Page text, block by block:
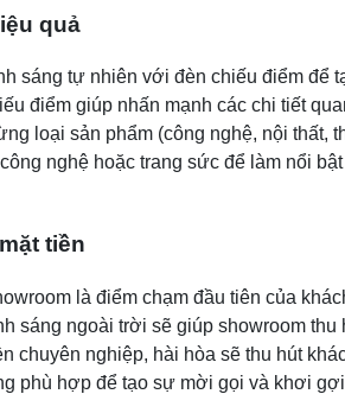
quả
sáng tự nhiên với đèn chiếu điểm để
điểm giúp nhấn mạnh các chi tiết
loại sản phẩm (công nghệ, nội
nghệ hoặc trang sức để làm nổi
tiền
là điểm chạm đầu tiên của
sáng ngoài trời sẽ giúp showroom thu
chuyên nghiệp, hài hòa sẽ thu hút
phù hợp để tạo sự mời gọi và khơi